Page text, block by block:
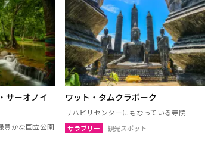
サーオノイ
豊かな国立公園
ワット・タムクラボーク
リハビリセンターにもなっている寺院
サラブリー 観光スポット